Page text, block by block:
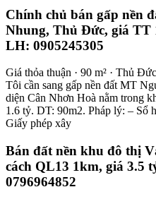
Chính chủ bán gấp nền
Nhung, Thủ Đức, giá TT
LH: 0905245305
Giá thỏa thuận · 90 m² · Thủ
Tôi cần sang gấp nền đất MT
diện Cân Nhơn Hoà nằm trong
1.6 tỷ. DT: 90m2. Pháp lý: – Sổ
Giấy phép xây
Bán đất nền khu đô thị
cách QL13 1km, giá 3.5
0796964852